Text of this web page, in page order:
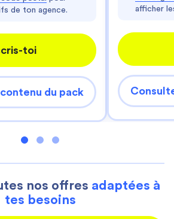
de ton agence.
toi
du pack
afficher
nos offres adaptées à
tes besoins